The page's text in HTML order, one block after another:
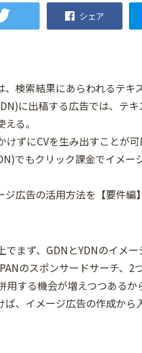
シェア
検索結果にあらわれるテキ
に出稿する広告では、テ
る。
ずにCVを生み出すことが可
でもクリック課金でイメー
広告の活用方法を【要件編
でまず、GDNとYDNのイメ
のスポンサードサーチ、2
する機会が増えつつあるか
、イメージ広告の作成から